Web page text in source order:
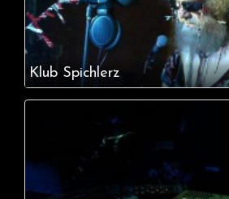
Klub Spichlerz